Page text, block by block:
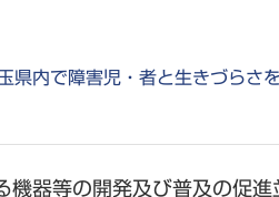
県内で障害児・者と生きづらさ
器等の開発及び普及の促進